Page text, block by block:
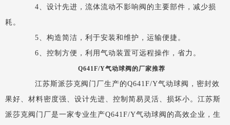
4、设计先进，流体流动不影响阀的主要部件，减少损
耗。
5、构造简洁，利于安装和维护，运输便捷。
6、控制方便，利用气动装置可远程操作，省力。
Q641F/Y气动球阀的厂家推荐
江苏斯派莎克阀门厂生产的Q641F/Y气动球阀，密封效
果好、材料密度强、设计先进、控制简易灵活、损坏小。江苏斯
派莎克阀门厂是一家专业生产Q641F/Y气动球阀的高效企业，生